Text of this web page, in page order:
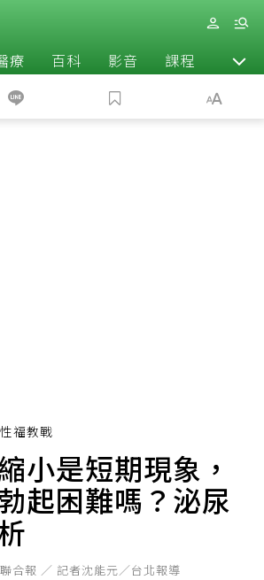
療 百科 影音 課程 退休
性福教戰
小是短期現象，
起困難嗎？泌尿
聯合報 ／ 記者沈能元／台北報導